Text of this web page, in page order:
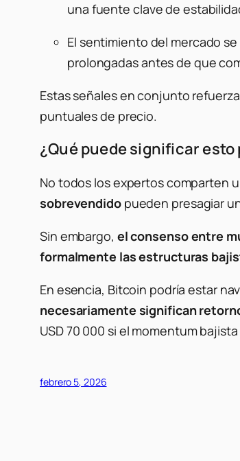
una fuente clave de
El sentimiento del mercado
prolongadas antes de que
Estas señales en conjunto
puntuales de precio.
¿Qué puede significar
No todos los expertos comparten
sobrevendidopueden presagiar
Sin embargo, el consenso entre
formalmente las estructuras
En esencia, Bitcoin podría estar
necesariamente significan
USD 70 000 si el momentum
febrero 5, 2026